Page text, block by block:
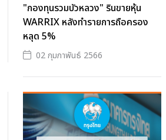
"กองทุนรวมบัวหลวง" รินขายหุ้น
WARRIX หลังทำรายการถือครอง
หลุด 5%
02 กุมภาพันธ์ 2566